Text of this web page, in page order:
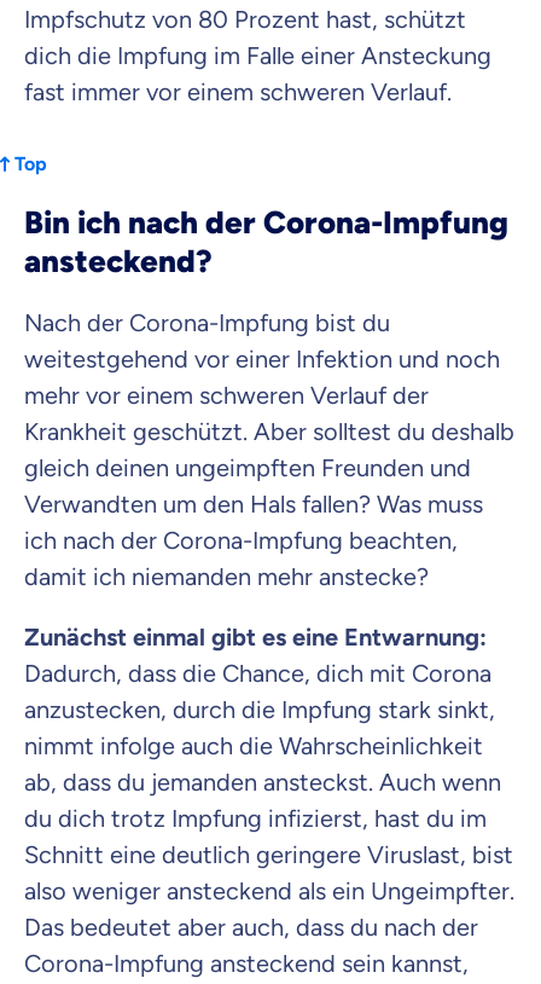
Impfschutz von 80 Prozent hast, schützt
dich die Impfung im Falle einer Ansteckung
fast immer vor einem schweren Verlauf.
Top
Bin ich nach der Corona-Impfung
ansteckend?
Nach der Corona-Impfung bist du
weitestgehend vor einer Infektion und noch
mehr vor einem schweren Verlauf der
Krankheit geschützt. Aber solltest du deshalb
gleich deinen ungeimpften Freunden und
Verwandten um den Hals fallen? Was muss
ich nach der Corona-Impfung beachten,
damit ich niemanden mehr anstecke?
Zunächst einmal gibt es eine Entwarnung:
Dadurch, dass die Chance, dich mit Corona
anzustecken, durch die Impfung stark sinkt,
nimmt infolge auch die Wahrscheinlichkeit
ab, dass du jemanden ansteckst. Auch wenn
du dich trotz Impfung infizierst, hast du im
Schnitt eine deutlich geringere Viruslast, bist
also weniger ansteckend als ein Ungeimpfter.
Das bedeutet aber auch, dass du nach der
Corona-Impfung ansteckend sein kannst,